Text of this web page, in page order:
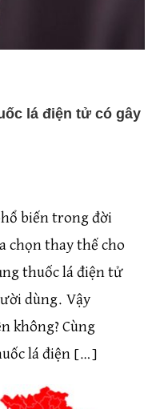
lá điện tử có gây
biến trong đời
chọn thay thế cho
thuốc lá điện tử
dùng. Vậy
không? Cùng
lá điện […]